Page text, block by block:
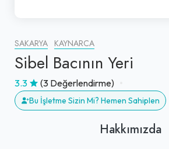
SAKARYA KAYNARCA
Sibel Bacının Yeri
3.3 (3 Değerlendirme)
Bu İşletme Sizin Mi? Hemen Sahiplen
Hakkımızda